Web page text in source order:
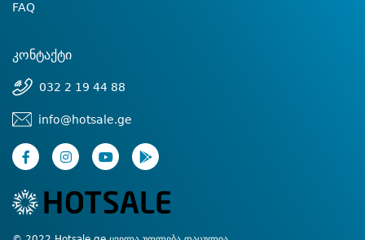
FAQ
კონტაქტი
032 2 19 44 88
info@hotsale.ge